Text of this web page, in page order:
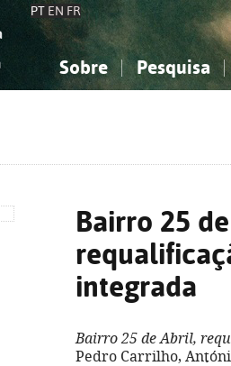
PT EN FR
Sobre Pesquisa
Bairro 25
integrada
Bairro 25 de Abril,
Pedro Carrilho,